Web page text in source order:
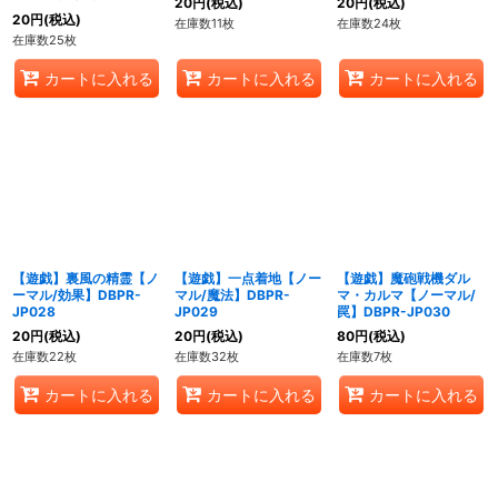
20円(税込)
在庫数25枚
カートに入れる
在庫数11枚
カートに入れる
在庫数24枚
カートに入れる
【遊戯】裏風の精霊【ノ
ーマル/効果】DBPR-
JP028
20円(税込)
在庫数22枚
カートに入れる
【遊戯】一点着地【ノー
マル/魔法】DBPR-
JP029
20円(税込)
在庫数32枚
カートに入れる
【遊戯】魔砲戦機ダル
マ・カルマ【ノーマル/
罠】DBPR-JP030
80円(税込)
在庫数7枚
カートに入れる